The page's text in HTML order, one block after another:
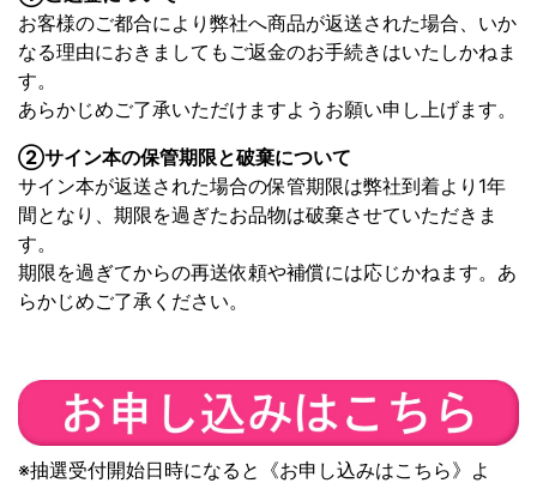
お客様のご都合により弊社へ商品が返送された場合、いか
なる理由におきましてもご返金のお手続きはいたしかねま
す。
あらかじめご了承いただけますようお願い申し上げます。
②サイン本の保管期限と破棄について
サイン本が返送された場合の保管期限は弊社到着より1年
間となり、期限を過ぎたお品物は破棄させていただきま
す。
期限を過ぎてからの再送依頼や補償には応じかねます。あ
らかじめご了承ください。
※抽選受付開始日時になると《お申し込みはこちら》よ